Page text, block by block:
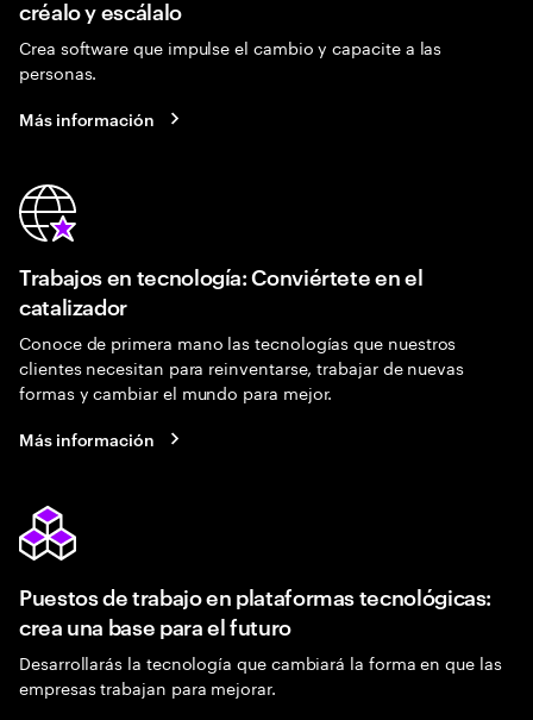
créalo y escálalo
Crea software que impulse el cambio y capacite a las
personas.
Más información
Trabajos en tecnología: Conviértete en el
catalizador
Conoce de primera mano las tecnologías que nuestros
clientes necesitan para reinventarse, trabajar de nuevas
formas y cambiar el mundo para mejor.
Más información
Puestos de trabajo en plataformas tecnológicas:
crea una base para el futuro
Desarrollarás la tecnología que cambiará la forma en que las
empresas trabajan para mejorar.